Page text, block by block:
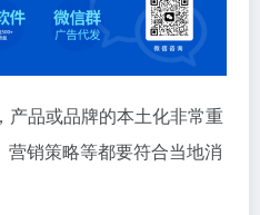
产品或品牌的本土化非常重
销策略等都要符合当地消